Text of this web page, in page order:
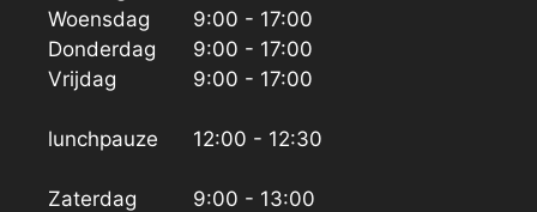
Woensdag
Donderdag
Vrijdag
lunchpauze
Zaterdag
9:00 - 17:00
9:00 - 17:00
9:00 - 17:00
12:00 - 12:30
9:00 - 13:00